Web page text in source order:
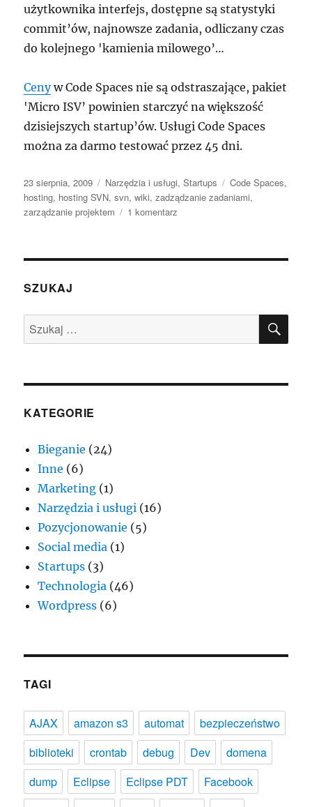
użytkownika interfejs, dostępne są statystyki
commit’ów, najnowsze zadania, odliczany czas
do kolejnego 'kamienia milowego’…
Cenyw Code Spaces nie są odstraszające, pakiet
'Micro ISV’ powinien starczyć na większość
dzisiejszych startup’ów. Usługi Code Spaces
można za darmo testować przez 45 dni.
Data
publikacji
23 sierpnia, 2009 Kategorie
Narzędzia i usługi,Startups Tagi
Code Spaces,
hosting, hosting SVN,svn,wiki,zadządzanie zadaniami,
zarządzanie projektem
1 komentarz
–
nie
SZUKAJ
Szukaj:
KATEGORIE
Bieganie (24)
Inne (6)
Marketing (1)
Narzędzia i usługi (16)
Pozycjonowanie (5)
Social media (1)
Startups (3)
Technologia (46)
Wordpress (6)
TAGI
AJAX amazon s3 automat
bezpieczeństwo
biblioteki
crontab debug Dev
domena
dump
Eclipse Eclipse PDT
Facebook